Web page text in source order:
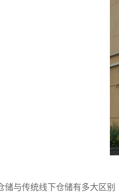
储与传统线下仓储有多大区别